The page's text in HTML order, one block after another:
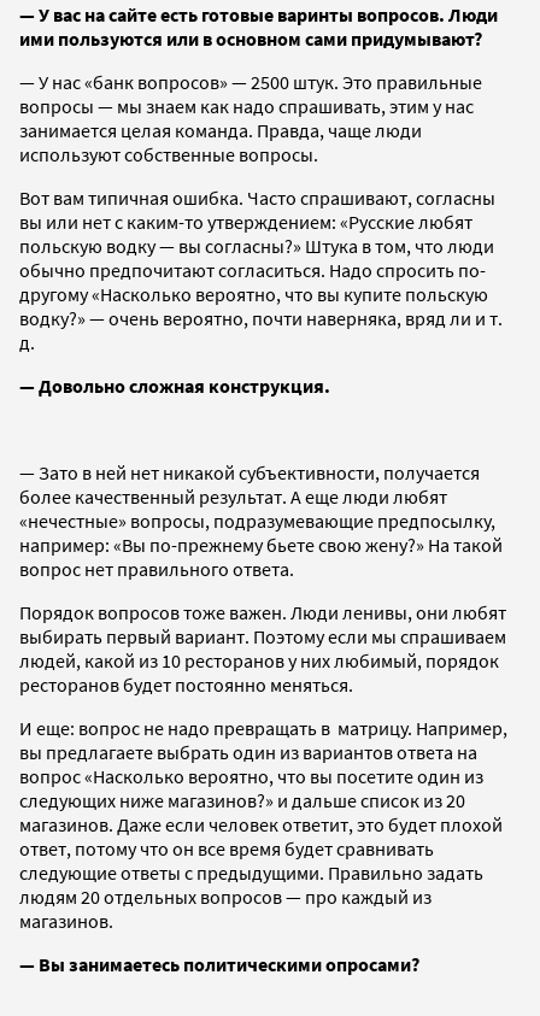
— У вас на сайте есть готовые варинты вопросов. Люди
ими пользуются или в основном сами придумывают?
— У нас «банк вопросов» — 2500 штук. Это правильные
вопросы — мы знаем как надо спрашивать, этим у нас
занимается целая команда. Правда, чаще люди
используют собственные вопросы.
Вот вам типичная ошибка. Часто спрашивают, согласны
вы или нет с каким-то утверждением: «Русские любят
польскую водку — вы согласны?» Штука в том, что люди
обычно предпочитают согласиться. Надо спросить по-
другому «Насколько вероятно, что вы купите польскую
водку?» — очень вероятно, почти наверняка, вряд ли и т.
д.
— Довольно сложная конструкция.
— Зато в ней нет никакой субъективности, получается
более качественный результат. А еще люди любят
«нечестные» вопросы, подразумевающие предпосылку,
например: «Вы по-прежнему бьете свою жену?» На такой
вопрос нет правильного ответа.
Порядок вопросов тоже важен. Люди ленивы, они любят
выбирать первый вариант. Поэтому если мы спрашиваем
людей, какой из 10 ресторанов у них любимый, порядок
ресторанов будет постоянно меняться.
И еще: вопрос не надо превращать в матрицу. Например,
вы предлагаете выбрать один из вариантов ответа на
вопрос «Насколько вероятно, что вы посетите один из
следующих ниже магазинов?» и дальше список из 20
магазинов. Даже если человек ответит, это будет плохой
ответ, потому что он все время будет сравнивать
следующие ответы с предыдущими. Правильно задать
людям 20 отдельных вопросов — про каждый из
магазинов.
— Вы занимаетесь политическими опросами?